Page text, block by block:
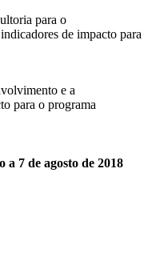
para o
de impacto para
e a
para o programa
a 7 de agosto de 2018